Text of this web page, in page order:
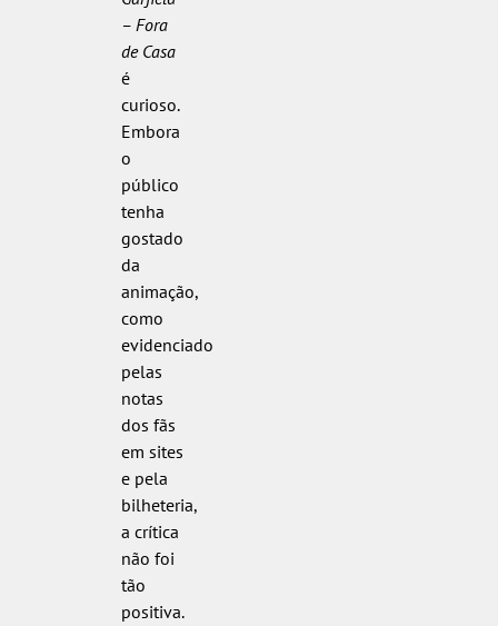
– Fora
de Casa
é
curioso.
Embora
o
público
tenha
gostado
da
animação,
como
evidenciado
pelas
notas
dos fãs
em sites
e pela
bilheteria,
a crítica
não foi
tão
positiva.